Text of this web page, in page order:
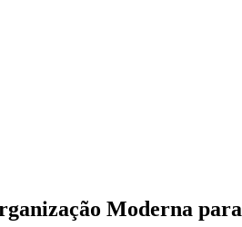
Moderna para